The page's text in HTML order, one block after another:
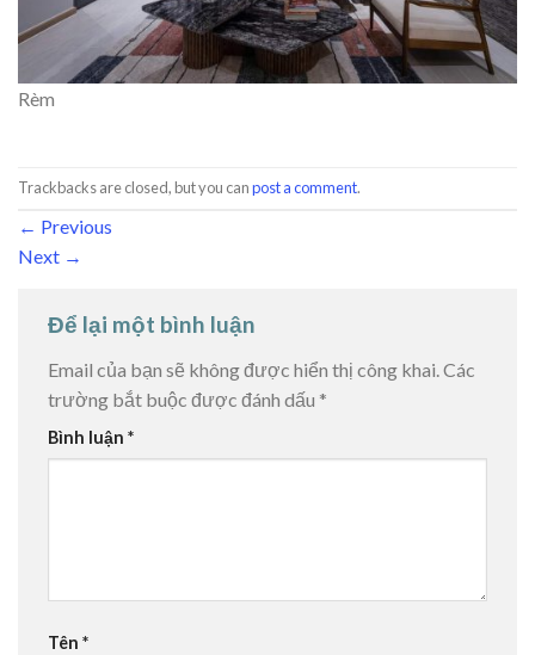
Rèm
Trackbacks are closed, but you canpost a comment.
← Previous
Next →
Để lại một bình luận
Email của bạn sẽ không được hiển thị công khai.Các
trường bắt buộc được đánh dấu *
Bình luận *
Tên *